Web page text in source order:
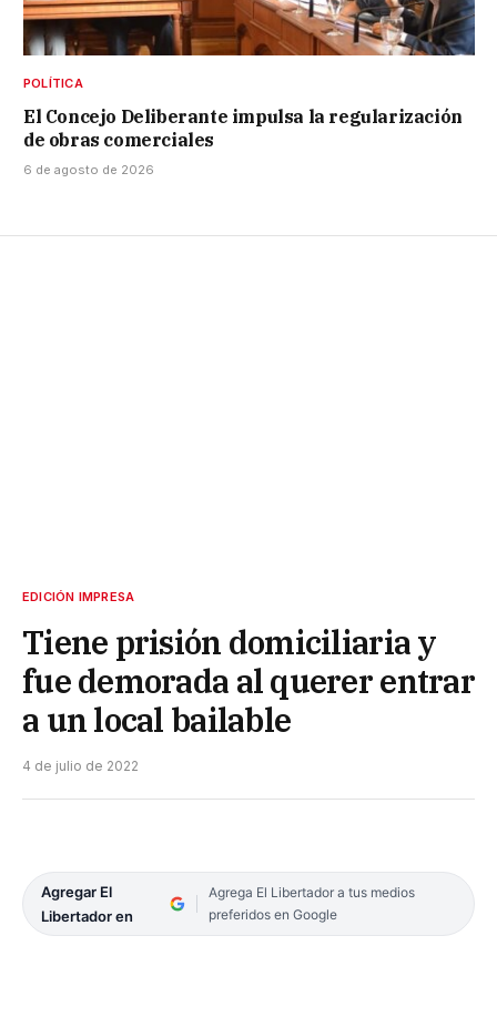
POLÍTICA
El Concejo Deliberante impulsa la regularización
de obras comerciales
6 de agosto de 2026
EDICIÓN IMPRESA
Tiene prisión domiciliaria y
fue demorada al querer entrar
a un local bailable
4 de julio de 2022
Agregar El
Libertador en
Agrega El Libertador a tus medios
preferidos en Google